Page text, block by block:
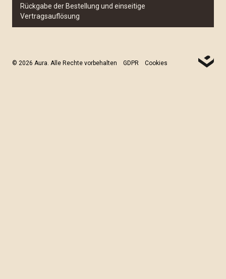
Rückgabe der Bestellung und einseitige
Vertragsauflösung
© 2026 Aura. Alle Rechte vorbehalten GDPR Cookies